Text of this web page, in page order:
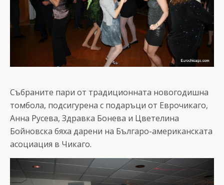
Събраните пари от традиционната новогодишна
томбола, подсигурена с подаръци от Еврочикаго,
Анна Русева, Здравка Бонева и Цветелина
Бойновска бяха дарени на Българо-американската
асоциация в Чикаго.